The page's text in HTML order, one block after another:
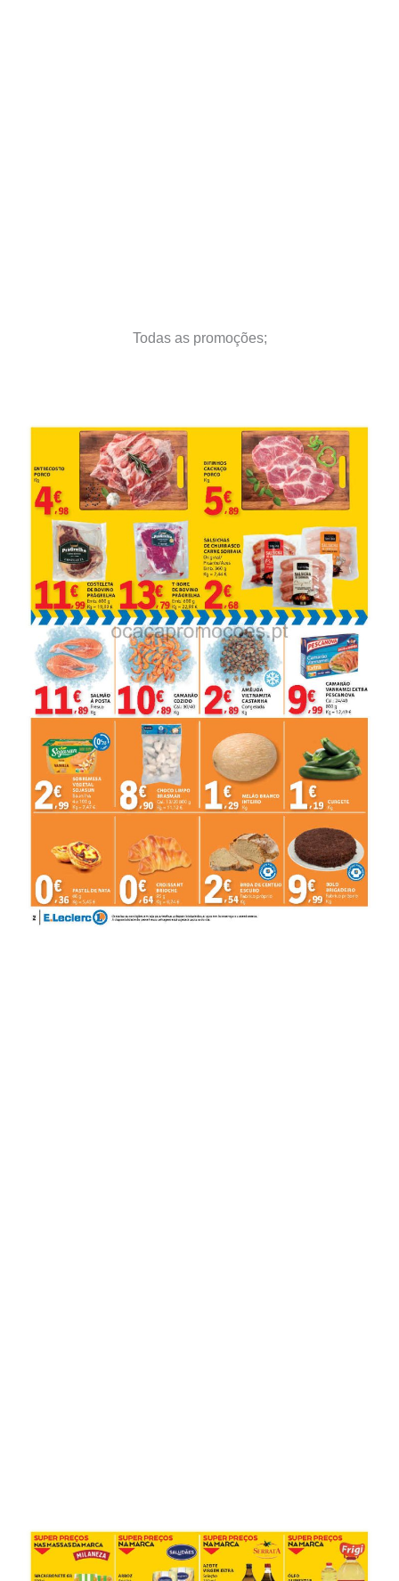
Todas as promoções;